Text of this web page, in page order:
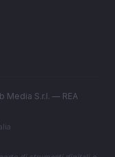
Media S.r.l. — REA